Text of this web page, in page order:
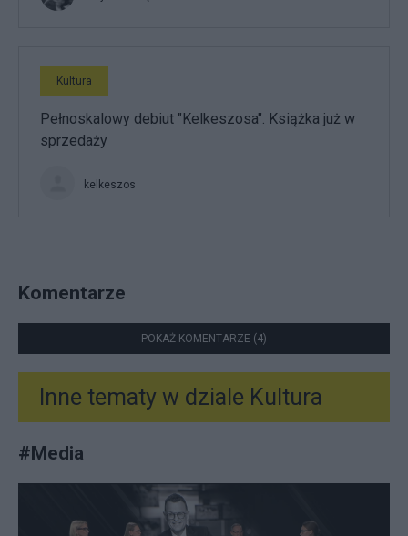
Kultura
Pełnoskalowy debiut "Kelkeszosa". Książka już w
sprzedaży
kelkeszos
Komentarze
POKAŻ KOMENTARZE (4)
Inne tematy w dziale Kultura
#Media